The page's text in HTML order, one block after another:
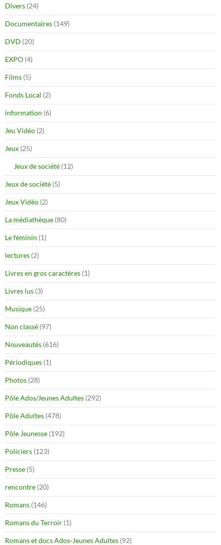
Divers (24)
Documentaires (149)
DVD (20)
EXPO (4)
Films (5)
Fonds Local (2)
information (6)
Jeu Vidéo (2)
Jeux (25)
Jeux de société (12)
Jeux de société (5)
Jeux Vidéo (2)
La médiathèque (80)
Le féminin (1)
lectures (2)
Livres en gros caractères (1)
Livres lus (3)
Musique (25)
Non classé (97)
Nouveautés (616)
Périodiques (1)
Photos (28)
Pôle Ados/Jeunes Adultes (292)
Pôle Adultes (478)
Pôle Jeunesse (192)
Policiers (123)
Presse (5)
rencontre (20)
Romans (146)
Romans du Terroir (1)
Romans et docs Ados-Jeunes Adultes (92)